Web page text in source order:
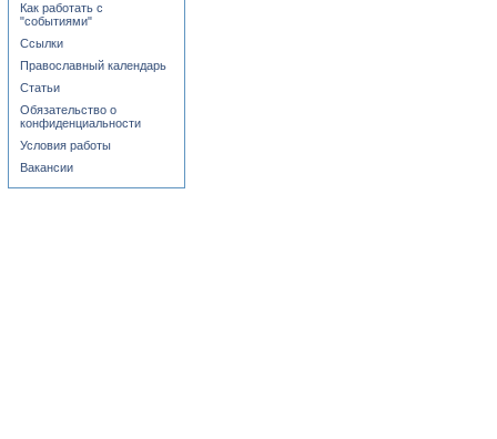
Как работать с
"событиями"
Ссылки
Православный календарь
Статьи
Обязательство о
конфиденциальности
Условия работы
Вакансии